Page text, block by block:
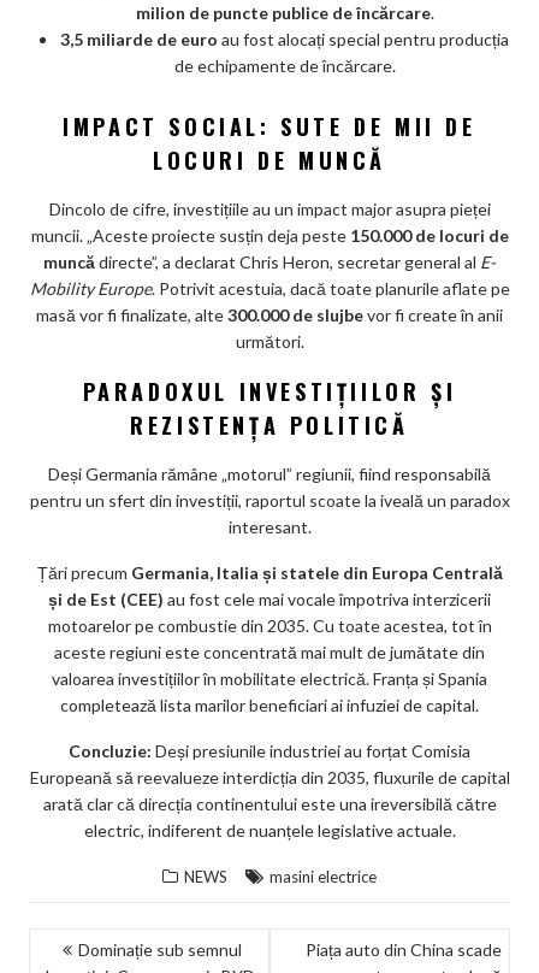
milion de puncte publice de încărcare.
3,5 miliarde de euro au fost alocați special pentru producția
de echipamente de încărcare.
IMPACT SOCIAL: SUTE DE MII DE
LOCURI DE MUNCĂ
Dincolo de cifre, investițiile au un impact major asupra pieței
muncii. „Aceste proiecte susțin deja peste 150.000 de locuri de
muncădirecte”, a declarat Chris Heron, secretar general al E-
Mobility Europe. Potrivit acestuia, dacă toate planurile aflate pe
masă vor fi finalizate, alte300.000 de slujbevor fi create în anii
următori.
PARADOXUL INVESTIȚIILOR ȘI
REZISTENȚA POLITICĂ
Deși Germania rămâne „motorul” regiunii, fiind responsabilă
pentru un sfert din investiții, raportul scoate la iveală un paradox
interesant.
Țări precum Germania, Italia și statele din Europa Centrală
și de Est (CEE) au fost cele mai vocale împotriva interzicerii
motoarelor pe combustie din 2035. Cu toate acestea, tot în
aceste regiuni este concentrată mai mult de jumătate din
valoarea investițiilor în mobilitate electrică. Franța și Spania
completează lista marilor beneficiari ai infuziei de capital.
Concluzie: Deși presiunile industriei au forțat Comisia
Europeană să reevalueze interdicția din 2035, fluxurile de capital
arată clar că direcția continentului este una ireversibilă către
electric, indiferent de nuanțele legislative actuale.
NEWS masini electrice
NAVIGARE
Dominație sub semnul
Piața auto din China scade